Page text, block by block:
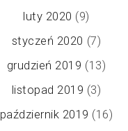
luty 2020 (9)
styczeń 2020 (7)
grudzień 2019 (13)
listopad 2019 (3)
październik 2019 (16)